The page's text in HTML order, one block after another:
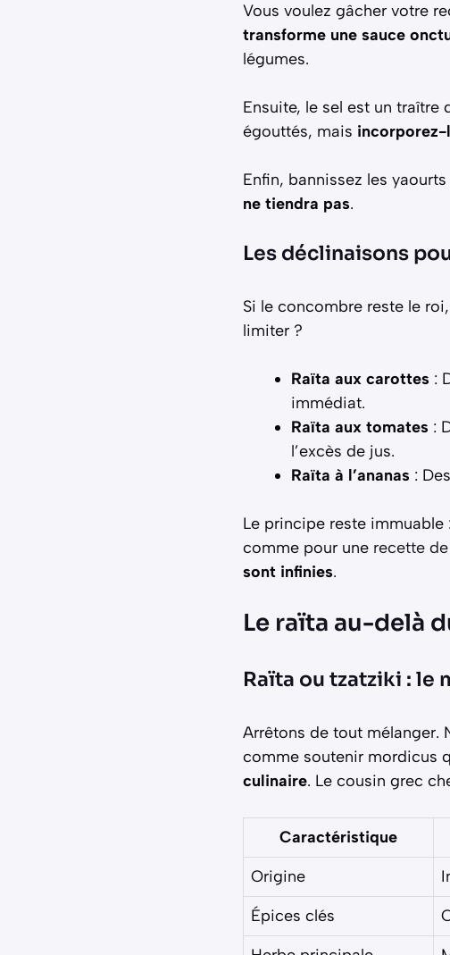
Vous voulez gâcher votre
transforme une sauce
légumes.
Ensuite, le sel est un traître
égouttés, mais
Enfin, bannissez les
ne tiendra pas.
Les déclinaisons
Si le concombre reste le
limiter ?
Raïta aux carottes :
immédiat.
Raïta aux tomates :
l’excès de jus.
Raïta à l’ananas :
Le principe reste immuable
comme pour une recette
sont infinies.
Le raïta au-delà
Raïta ou tzatziki : le
Arrêtons de tout mélanger.
comme soutenir mordicus
culinaire. Le cousin grec
Caractéristique
Origine
Épices clés